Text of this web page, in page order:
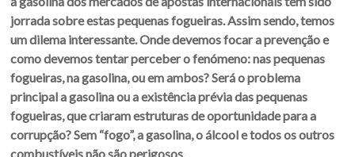
jorrada sobre estas pequenas fogueiras. Assim sendo, temos
um dilema interessante. Onde devemos focar a prevenção e
como devemos tentar perceber o fenómeno: nas pequenas
fogueiras, na gasolina, ou em ambos? Será o problema
principal a gasolina ou a existência prévia das pequenas
fogueiras, que criaram estruturas de oportunidade para a
corrupção? Sem “fogo”, a gasolina, o álcool e todos os outros
combustíveis não são perigosos.